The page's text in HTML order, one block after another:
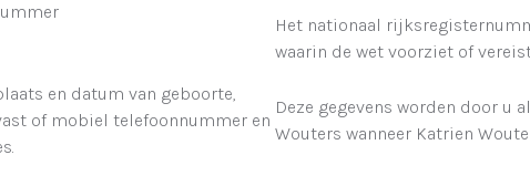
Het nationaal
waarin de wet voorziet of
en datum van geboorte,
of mobiel telefoonnummer en
Deze gegevens worden door u
Wouters wanneer Katrien